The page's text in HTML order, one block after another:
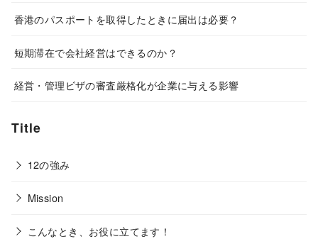
香港のパスポートを取得したときに届出は必要？
短期滞在で会社経営はできるのか？
経営・管理ビザの審査厳格化が企業に与える影響
Title
12の強み
Mission
こんなとき、お役に立てます！